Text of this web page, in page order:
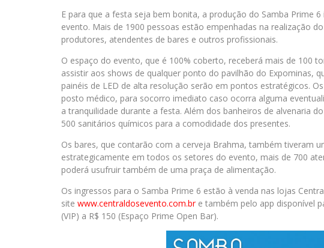
E para que a festa seja bem bonita, a produção do Samba Prime
evento. Mais de 1900 pessoas estão empenhadas na realização
produtores, atendentes de bares e outros profissionais.
O espaço do evento, que é 100% coberto, receberá mais de 100
assistir aos shows de qualquer ponto do pavilhão do Expominas,
painéis de LED de alta resolução serão em pontos estratégicos.
posto médico, para socorro imediato caso ocorra alguma
a tranquilidade durante a festa. Além dos banheiros de alvenaria
500 sanitários químicos para a comodidade dos presentes.
Os bares, que contarão com a cerveja Brahma, também tiveram
estrategicamente em todos os setores do evento, mais de 700
poderá usufruir também de uma praça de alimentação.
Os ingressos para o Samba Prime 6 estão à venda nas lojas
site www.centraldosevento.com.bre também pelo app disponível
(VIP) a R$ 150 (Espaço Prime Open Bar).